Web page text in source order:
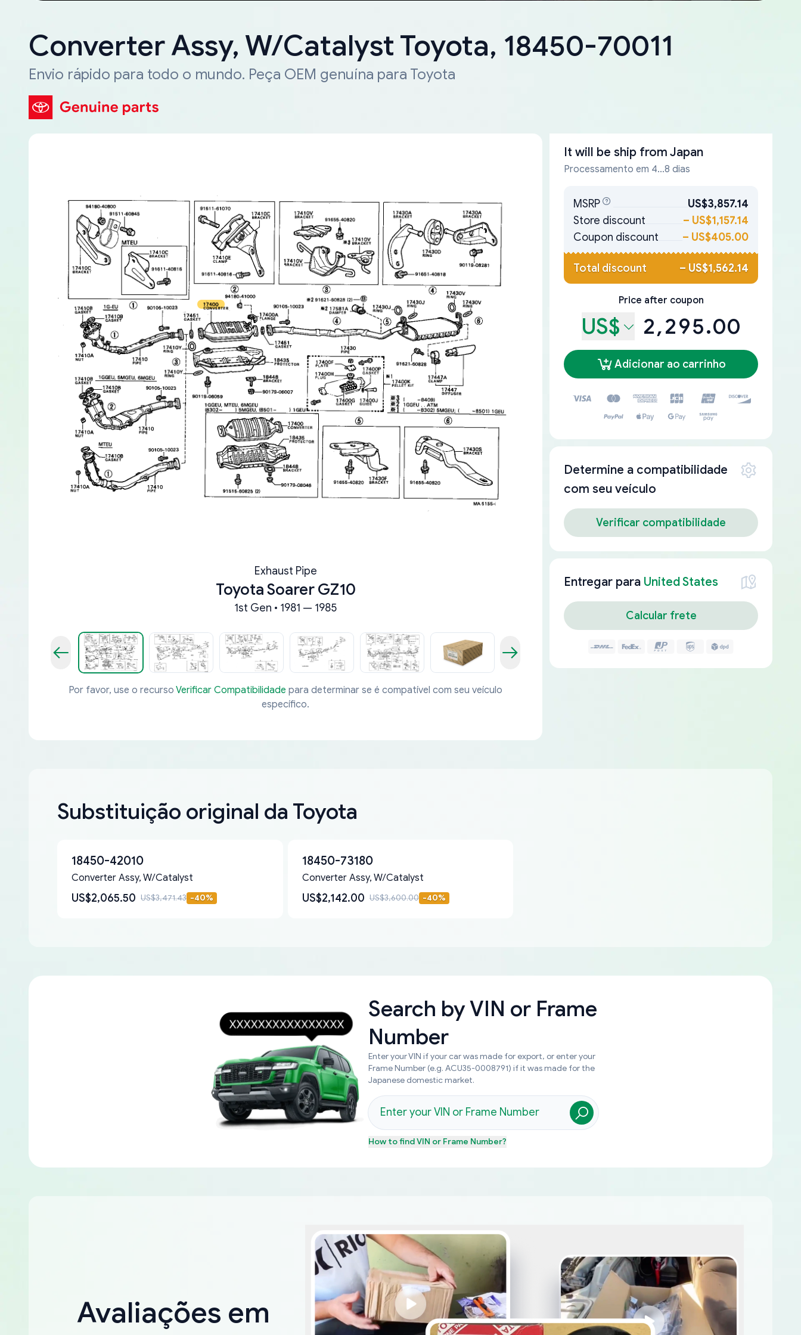
Converter Assy, W/Catalyst Toyota, 18450-70011
Envio rápido para todo o mundo. Peça OEM genuína para Toyota
Exhaust Pipe
Toyota Soarer GZ10
1st Gen • 1981 — 1985
Por favor, use o recurso Verificar Compatibilidade para determinar se é compatível com seu veículo
específico.
It will be ship from Japan
Processamento em 4...8 dias
MSRP
US$3,857.14
Store discount
– US$1,157.14
Coupon discount
– US$405.00
Total discount – US$1,562.14
Price after coupon
US$ 2,295.00
Adicionar ao carrinho
Determine a compatibilidade
com seu veículo
Verificar compatibilidade
Entregar para United States
Calcular frete
Substituição original da Toyota
18450-42010
Converter Assy, W/Catalyst
US$2,065.50 US$3,471.43 -40%
18450-73180
Converter Assy, W/Catalyst
US$2,142.00 US$3,600.00 -40%
Search byVIN or Frame
Number
Enter your VIN if your car was made for export, or enter your
Frame Number (e.g. ACU35-0008791) if it was made for the
Japanese domestic market.
How to findVIN or Frame Number?
Avaliações em